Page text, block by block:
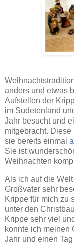
anders und etwas
Aufstellen der
im Sudetenland
Jahr besucht und
mitgebracht.
sie bereits einmal
Sie ist
Weihnachten
Als ich auf die
Großvater sehr
Krippe für mich zu
unter den
Krippe sehr viel
konnte ich meinen
Jahr und einen